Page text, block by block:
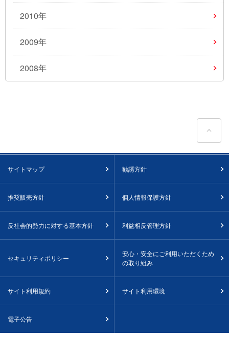
2010年
2009年
2008年
ペ
サイトマップ 勧誘方針
推奨販売方針 個人情報保護方針
反社会的勢力に対する基本方針 利益相反管理方針
セキュリティポリシー
安心・安全にご利用いただくため
の取り組み
サイト利用規約 サイト利用環境
電子公告